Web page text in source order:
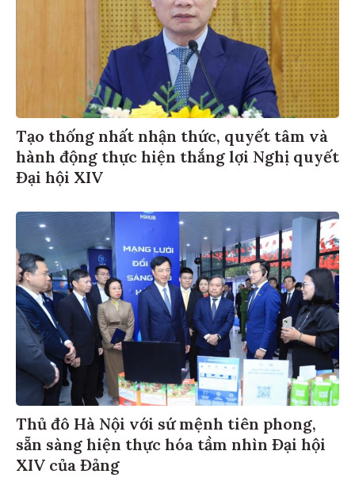
Tạo thống nhất nhận thức, quyết tâm và
hành động thực hiện thắng lợi Nghị quyết
Đại hội XIV
Thủ đô Hà Nội với sứ mệnh tiên phong,
sẵn sàng hiện thực hóa tầm nhìn Đại hội
XIV của Đảng